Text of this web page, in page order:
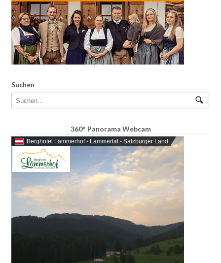
Suchen
360° Panorama Webcam
Berghotel Lämmerhof - Lammertal - Salzburger Land